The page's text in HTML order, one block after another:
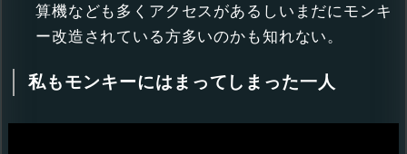
算機なども多くアクセスがあるしいまだにモンキ
ー改造されている方多いのかも知れない。
私もモンキーにはまってしまった一人